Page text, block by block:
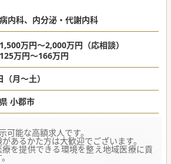
内科、内分泌・代謝内科
万円～2,000万円（応相談）
万円～166万円
（月～土）
福岡県 小郡市
能な高額求人です。
あるかた方は大歓迎でございます。
を提供できる環境を整え地域医療に貢